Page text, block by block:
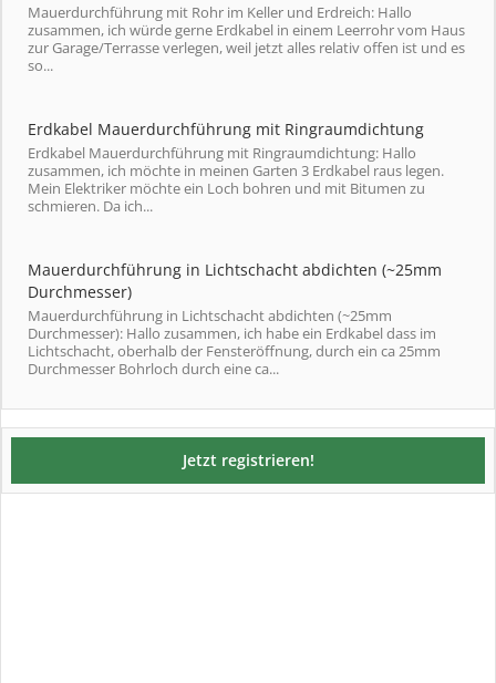
Mauerdurchführung mit Rohr im Keller und Erdreich: Hallo
zusammen, ich würde gerne Erdkabel in einem Leerrohr vom Haus
zur Garage/Terrasse verlegen, weil jetzt alles relativ offen ist und es
so...
Erdkabel Mauerdurchführung mit Ringraumdichtung
Erdkabel Mauerdurchführung mit Ringraumdichtung: Hallo
zusammen, ich möchte in meinen Garten 3 Erdkabel raus legen.
Mein Elektriker möchte ein Loch bohren und mit Bitumen zu
schmieren. Da ich...
Mauerdurchführung in Lichtschacht abdichten (~25mm
Durchmesser)
Mauerdurchführung in Lichtschacht abdichten (~25mm
Durchmesser): Hallo zusammen, ich habe ein Erdkabel dass im
Lichtschacht, oberhalb der Fensteröffnung, durch ein ca 25mm
Durchmesser Bohrloch durch eine ca...
Jetzt registrieren!